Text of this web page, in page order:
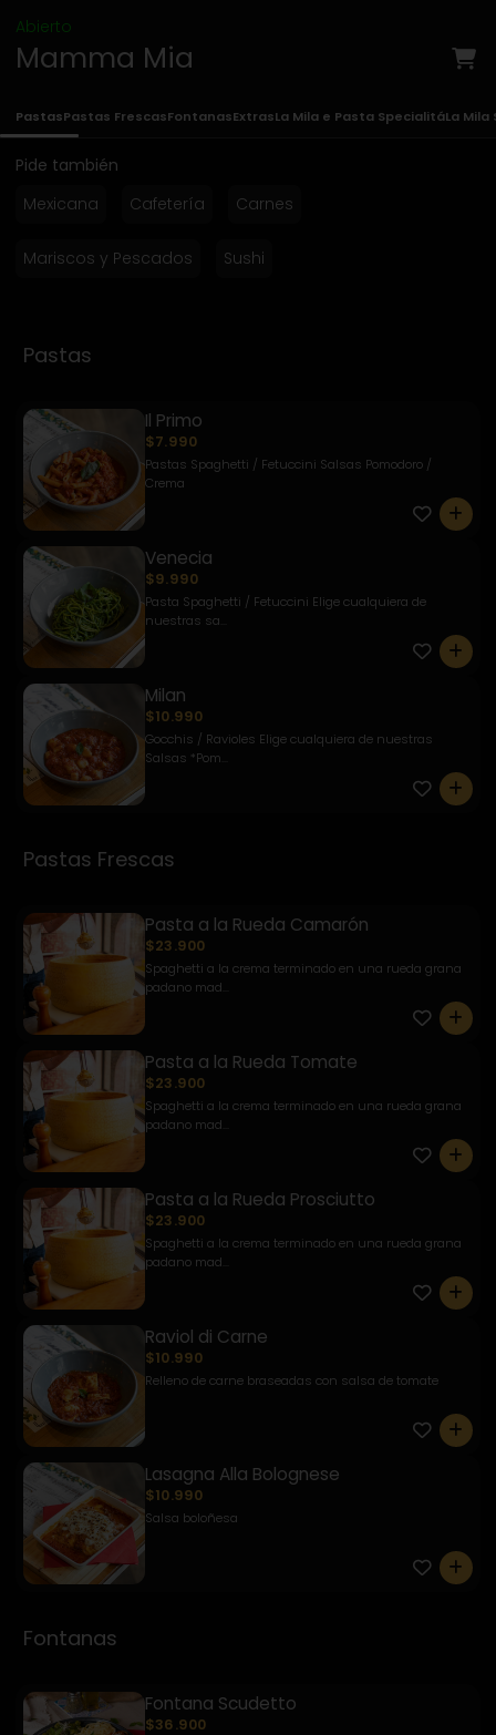
Abierto
Mamma Mia
PastasPastas FrescasFontanasExtrasLa Mila e Pasta SpecialitáLa
Pide también
Mexicana
Cafetería Carnes
Mariscos y Pescados Sushi
Pastas
Il Primo
$7.990
Pastas Spaghetti / Fetuccini Salsas Pomodoro /
Crema
0
Venecia
$9.990
Pasta Spaghetti / Fetuccini Elige cualquiera de
nuestras sa...
0
Milan
$10.990
Gocchis / Ravioles Elige cualquiera de nuestras
Salsas *Pom...
0
Pastas Frescas
Pasta a la Rueda Camarón
$23.900
Spaghetti a la crema terminado en una rueda grana
padano mad...
0
Pasta a la Rueda Tomate
$23.900
Spaghetti a la crema terminado en una rueda grana
padano mad...
0
Pasta a la Rueda Prosciutto
$23.900
Spaghetti a la crema terminado en una rueda grana
padano mad...
0
Raviol di Carne
$10.990
Relleno de carne braseadas con salsa de tomate
0
Lasagna Alla Bolognese
$10.990
Salsa boloñesa
0
Fontanas
Fontana Scudetto
$36.900